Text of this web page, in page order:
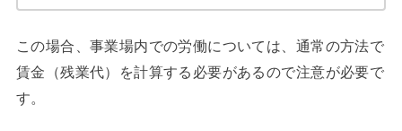
この場合、事業場内での労働については、通常の方法で
賃金（残業代）を計算する必要があるので注意が必要で
す。